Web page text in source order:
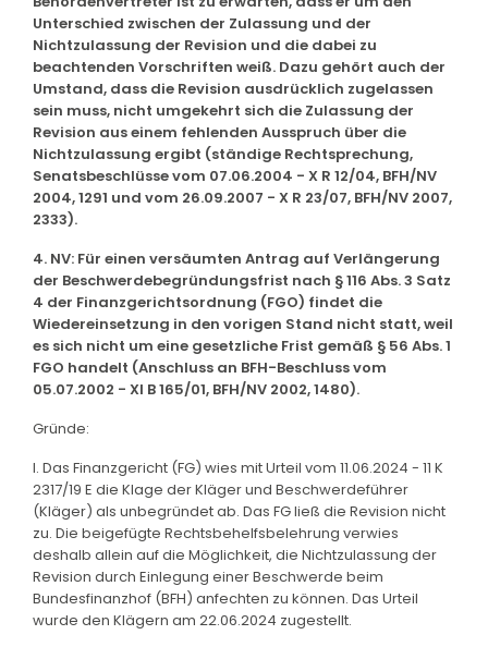
Unterschied zwischen der Zulassung und der
Nichtzulassung der Revision und die dabei zu
beachtenden Vorschriften weiß. Dazu gehört auch der
Umstand, dass die Revision ausdrücklich zugelassen
sein muss, nicht umgekehrt sich die Zulassung der
Revision aus einem fehlenden Ausspruch über die
Nichtzulassung ergibt (ständige Rechtsprechung,
Senatsbeschlüsse vom 07.06.2004 - X R 12/04, BFH/NV
2004, 1291 und vom 26.09.2007 - X R 23/07, BFH/NV 2007,
2333).
4. NV: Für einen versäumten Antrag auf Verlängerung
der Beschwerdebegründungsfrist nach § 116 Abs. 3 Satz
4 der Finanzgerichtsordnung (FGO) findet die
Wiedereinsetzung in den vorigen Stand nicht statt, weil
es sich nicht um eine gesetzliche Frist gemäß § 56 Abs. 1
FGO handelt (Anschluss an BFH-Beschluss vom
05.07.2002 - XI B 165/01, BFH/NV 2002, 1480).
Gründe:
I. Das Finanzgericht (FG) wies mit Urteil vom 11.06.2024 - 11 K
2317/19 E die Klage der Kläger und Beschwerdeführer
(Kläger) als unbegründet ab. Das FG ließ die Revision nicht
zu. Die beigefügte Rechtsbehelfsbelehrung verwies
deshalb allein auf die Möglichkeit, die Nichtzulassung der
Revision durch Einlegung einer Beschwerde beim
Bundesfinanzhof (BFH) anfechten zu können. Das Urteil
wurde den Klägern am 22.06.2024 zugestellt.